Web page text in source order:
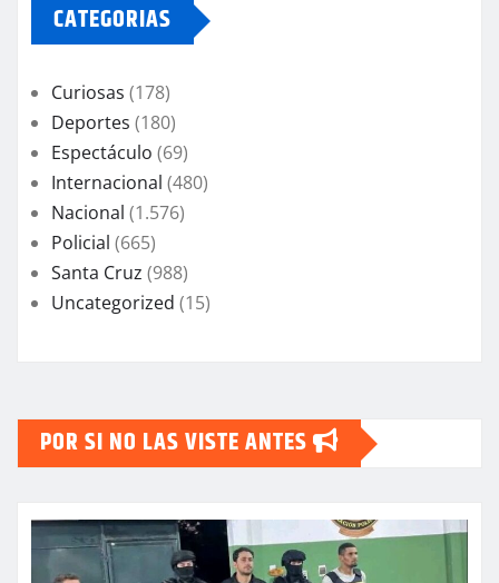
CATEGORIAS
Curiosas (178)
Deportes (180)
Espectáculo (69)
Internacional (480)
Nacional (1.576)
Policial (665)
Santa Cruz (988)
Uncategorized (15)
POR SI NO LAS VISTE ANTES